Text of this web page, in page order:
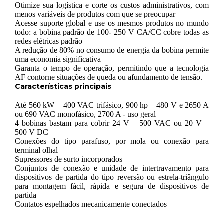
Otimize sua logística e corte os custos administrativos, com
menos variáveis de produtos com que se preocupar
Acesse suporte global e use os mesmos produtos no mundo
todo: a bobina padrão de 100- 250 V CA/CC cobre todas as
redes elétricas padrão
A redução de 80% no consumo de energia da bobina permite
uma economia significativa
Garanta o tempo de operação, permitindo que a tecnologia
AF contorne situações de queda ou afundamento de tensão.
Características principais
Até 560 kW – 400 VAC trifásico, 900 hp – 480 V e 2650 A
ou 690 VAC monofásico, 2700 A - uso geral
4 bobinas bastam para cobrir 24 V – 500 VAC ou 20 V –
500 V DC
Conexões do tipo parafuso, por mola ou conexão para
terminal olhal
Supressores de surto incorporados
Conjuntos de conexão e unidade de intertravamento para
dispositivos de partida do tipo reversão ou estrela-triângulo
para montagem fácil, rápida e segura de dispositivos de
partida
Contatos espelhados mecanicamente conectados